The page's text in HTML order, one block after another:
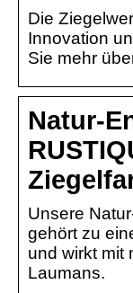
Die
Innovation
Sie mehr
Natur-
Unsere
gehört zu
und wirkt mit
Laumans.